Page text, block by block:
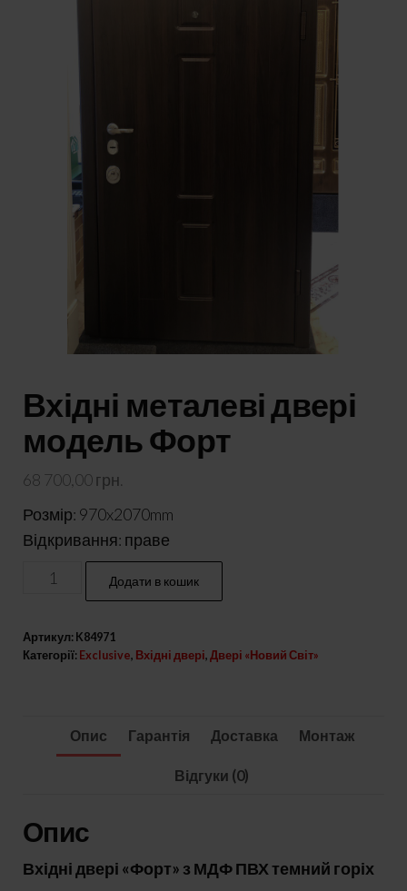
Вхідні металеві двері
модель Форт
68 700,00грн.
Розмір: 970x2070mm
Відкривання: праве
Вхідні
металеві
модель
Додати в кошик
Артикул: K84971
Категорії: Exclusive, Вхідні двері, Двері «Новий Світ»
Опис Гарантія Доставка Монтаж
Відгуки (0)
Опис
Вхідні двері «Форт» з МДФ ПВХ темний горіх